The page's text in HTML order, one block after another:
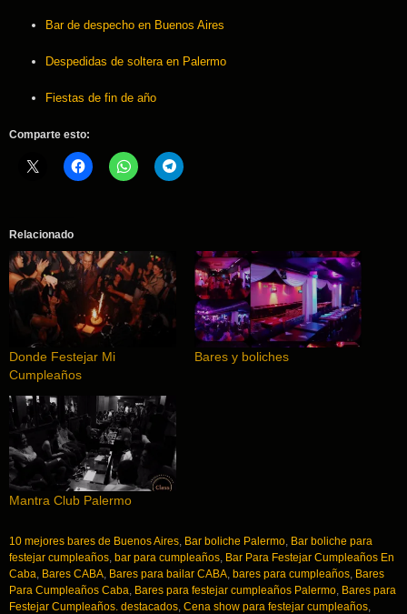
Bar de despecho en Buenos Aires
Despedidas de soltera en Palermo
Fiestas de fin de año
Comparte esto:
Relacionado
Donde Festejar Mi
Cumpleaños
Bares y boliches
Mantra Club Palermo
10 mejores bares de Buenos Aires Bar boliche Palermo Bar boliche para
festejar cumpleaños bar para cumpleaños Bar Para Festejar Cumpleaños En
Caba Bares CABA Bares para bailar CABA bares para cumpleaños Bares
Para Cumpleaños Caba Bares para festejar cumpleaños Palermo Bares para
Festejar Cumpleaños. destacados Cena show para festejar cumpleaños